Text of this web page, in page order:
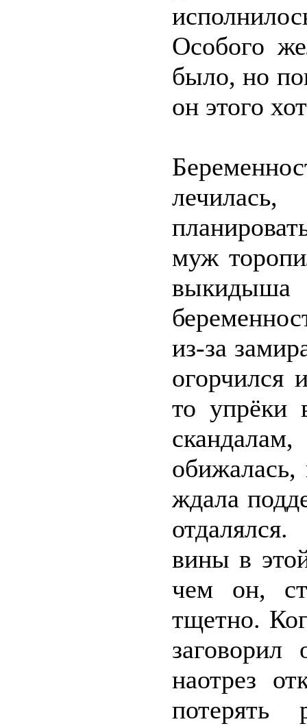
Особого
было, но
он этого
муж
из-за
огорчился
то упрёки
ждала
вины в
чем он,
тщетно.
заговорил
наотрез